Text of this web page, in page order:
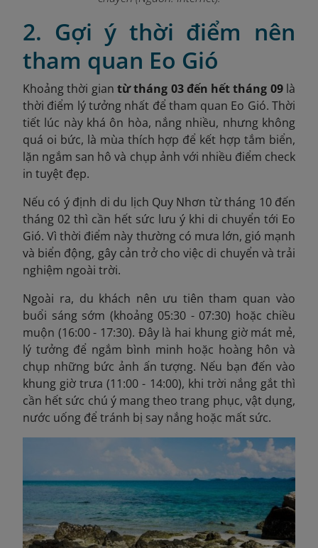
2. Gợi ý thời điểm nên
tham quan Eo Gió
Khoảng thời gian từ tháng 03 đến hết tháng 09là
thời điểm lý tưởng nhất để tham quan Eo Gió. Thời
tiết lúc này khá ôn hòa, nắng nhiều, nhưng không
quá oi bức, là mùa thích hợp để kết hợp tắm biển,
lặn ngắm san hô và chụp ảnh với nhiều điểm check
in tuyệt đẹp.
Nếu có ý định di du lịch Quy Nhơn từ tháng 10 đến
tháng 02 thì cần hết sức lưu ý khi di chuyển tới Eo
Gió. Vì thời điểm này thường có mưa lớn, gió mạnh
và biển động, gây cản trở cho việc di chuyển và trải
nghiệm ngoài trời.
Ngoài ra, du khách nên ưu tiên tham quan vào
buổi sáng sớm (khoảng 05:30 - 07:30) hoặc chiều
muộn (16:00 - 17:30). Đây là hai khung giờ mát mẻ,
lý tưởng để ngắm bình minh hoặc hoàng hôn và
chụp những bức ảnh ấn tượng. Nếu bạn đến vào
khung giờ trưa (11:00 - 14:00), khi trời nắng gắt thì
cần hết sức chú ý mang theo trang phục, vật dụng,
nước uống để tránh bị say nắng hoặc mất sức.